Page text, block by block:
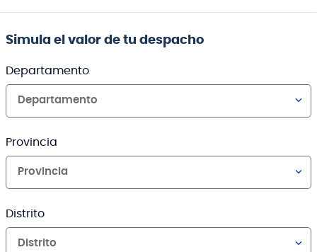
Simula el valor de tu despacho
Departamento
Departamento
Provincia
Provincia
Distrito
Distrito